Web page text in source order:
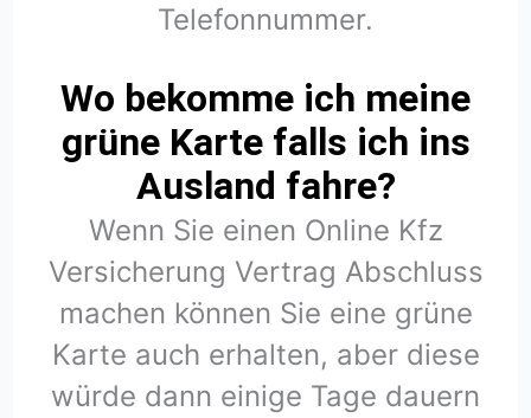
Telefonnummer.
Wo bekomme ich meine
grüne Karte falls ich ins
Ausland fahre?
Wenn Sie einen Online Kfz
Versicherung Vertrag Abschluss
machen können Sie eine grüne
Karte auch erhalten, aber diese
würde dann einige Tage dauern